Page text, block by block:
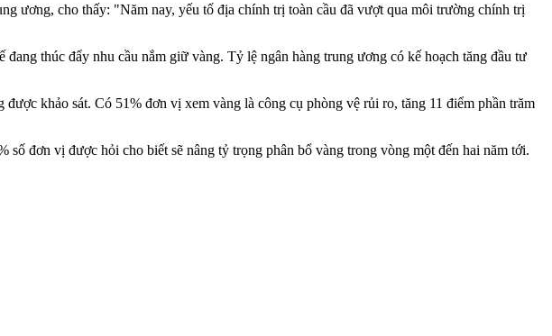
ương, cho thấy: "Năm nay, yếu tố địa chính trị toàn cầu đã vượt qua môi trường chính trị
thúc đẩy nhu cầu nắm giữ vàng. Tỷ lệ ngân hàng trung ương có kế hoạch tăng đầu tư
khảo sát. Có 51% đơn vị xem vàng là công cụ phòng vệ rủi ro, tăng 11 điểm phần trăm
đơn vị được hỏi cho biết sẽ nâng tỷ trọng phân bổ vàng trong vòng một đến hai năm tới.